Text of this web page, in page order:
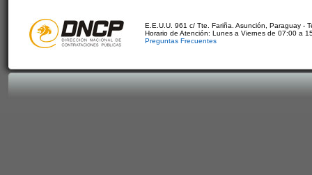
E.E.U.U. 961 c/ Tte. Fariña. Asunción, Paraguay -
Horario de Atención: Lunes a Viernes de 07:00 a
Preguntas Frecuentes